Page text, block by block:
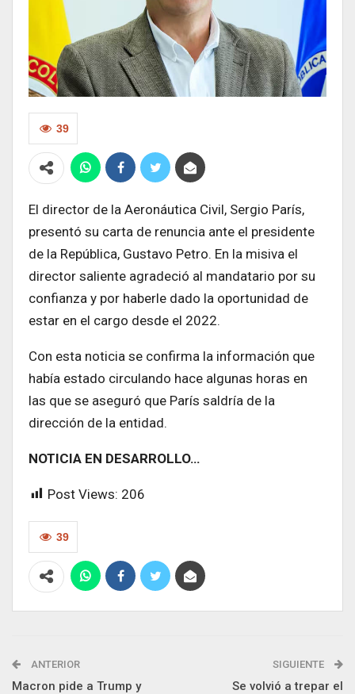
39
El director de la Aeronáutica Civil, Sergio París,
presentó su carta de renuncia ante el presidente
de la República, Gustavo Petro. En la misiva el
director saliente agradeció al mandatario por su
confianza y por haberle dado la oportunidad de
estar en el cargo desde el 2022.
Con esta noticia se confirma la información que
había estado circulando hace algunas horas en
las que se aseguró que París saldría de la
dirección de la entidad.
NOTICIA EN DESARROLLO…
Post Views: 206
39
ANTERIOR
Macron pide a Trump y
SIGUIENTE
Se volvió a trepar el